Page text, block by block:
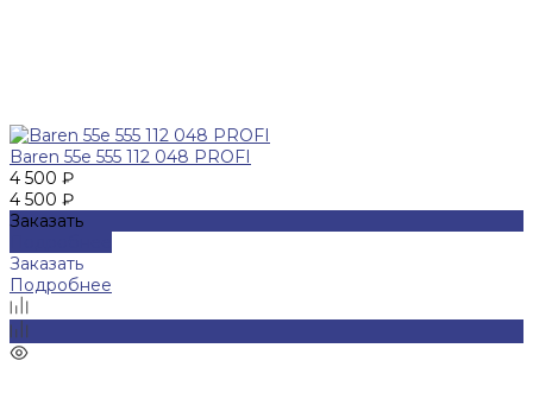
Baren 55е 555 112 048 PROFI
4 500 ₽
4 500 ₽
Заказать
Заказать
Подробнее